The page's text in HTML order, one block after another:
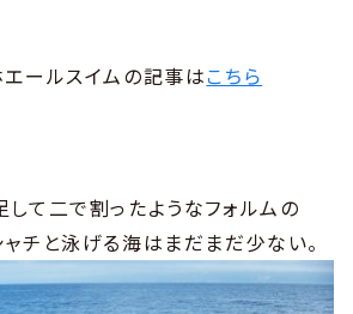
エールスイムの記事はこちら
して二で割ったようなフォルムの
ャチと泳げる海はまだまだ少ない。